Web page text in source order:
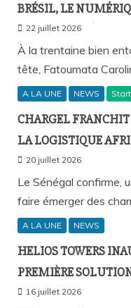
BRÉSIL, LE
SANS FRONTIÈRES
22 juillet 2026
À la trentaine bien
tête, Fatoumata
A LA UNE NEWS
CHARGEL FRANCHIT
LA LOGISTIQUE
20 juillet 2026
Le Sénégal confirme,
faire émerger des
A LA UNE NEWS
HELIOS TOWERS
PREMIÈRE
NOUVEAU
16 juillet 2026